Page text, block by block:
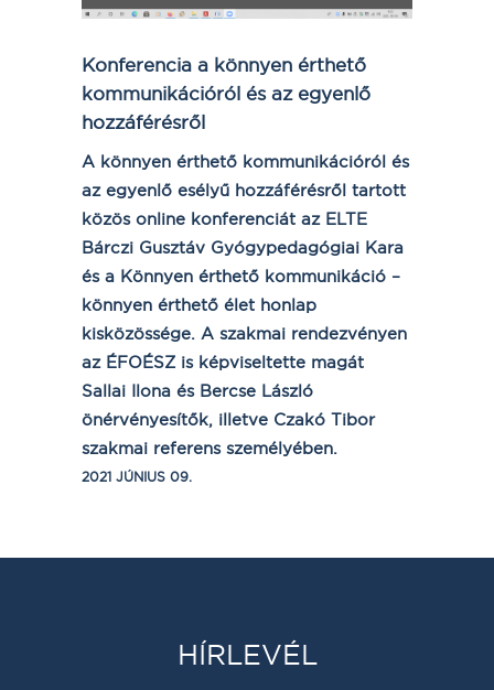
Konferencia a könnyen érthető
kommunikációról és az egyenlő
hozzáférésről
A könnyen érthető kommunikációról és
az egyenlő esélyű hozzáférésről tartott
közös online konferenciát az ELTE
Bárczi Gusztáv Gyógypedagógiai Kara
és a Könnyen érthető kommunikáció –
könnyen érthető élet honlap
kisközössége. A szakmai rendezvényen
az ÉFOÉSZ is képviseltette magát
Sallai Ilona és Bercse László
önérvényesítők, illetve Czakó Tibor
szakmai referens személyében.
2021 JÚNIUS 09.
HÍRLEVÉL